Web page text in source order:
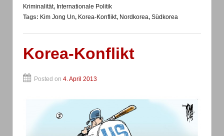
Kriminalität, Internationale Politik
Tags: Kim Jong Un, Korea-Konflikt, Nordkorea, Südkorea
Korea-Konflikt
Posted on 4. April 2013